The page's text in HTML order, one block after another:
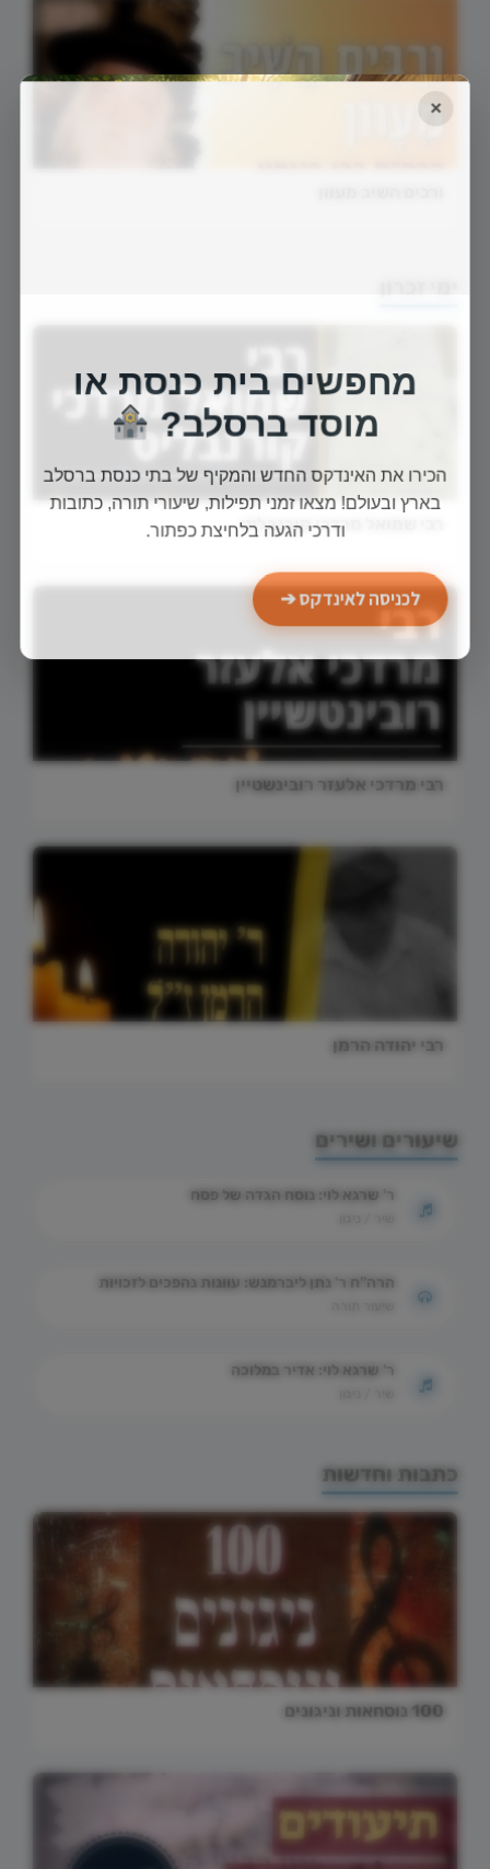
רבי שמואל מרדכי קורנבליט
רבי מרדכי אלעזר רובינשטיין
רבי יהודה הרמן
שיעורים ושירים
ר' שרגא לוי: נוסח הגדה של פסח
הרה"ח ר' נתן ליברמנש: עוונות נהפכים לזכויות
ר' שרגא לוי: אדיר במלוכה
כתבות וחדשות
100 נוסחאות וניגונים
×
מחפשים בית כנסת או
מוסד ברסלב?
הכירו את האינדקס החדש והמקיף של בתי כנסת ברסלב
בארץ ובעולם! מצאו זמני תפילות, שיעורי תורה, כתובות
ודרכי הגעה בלחיצת כפתור.
לכניסה לאינדקס ➔